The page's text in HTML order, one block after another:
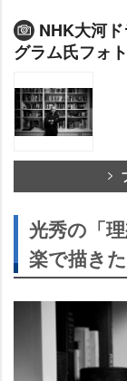
NHK大河
グラム氏フォ
光秀の「
楽で描き